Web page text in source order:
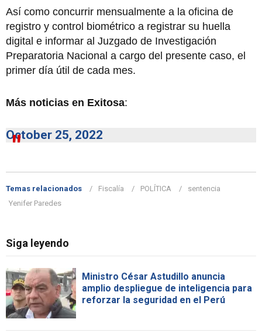
Así como concurrir mensualmente a la oficina de
registro y control biométrico a registrar su huella
digital e informar al Juzgado de Investigación
Preparatoria Nacional a cargo del presente caso, el
primer día útil de cada mes.
Más noticias en Exitosa:
October 25, 2022
Temas relacionados Fiscalía POLÍTICA
sentencia
Yenifer Paredes
Siga leyendo
Ministro César Astudillo anuncia
amplio despliegue de inteligencia para
reforzar la seguridad en el Perú